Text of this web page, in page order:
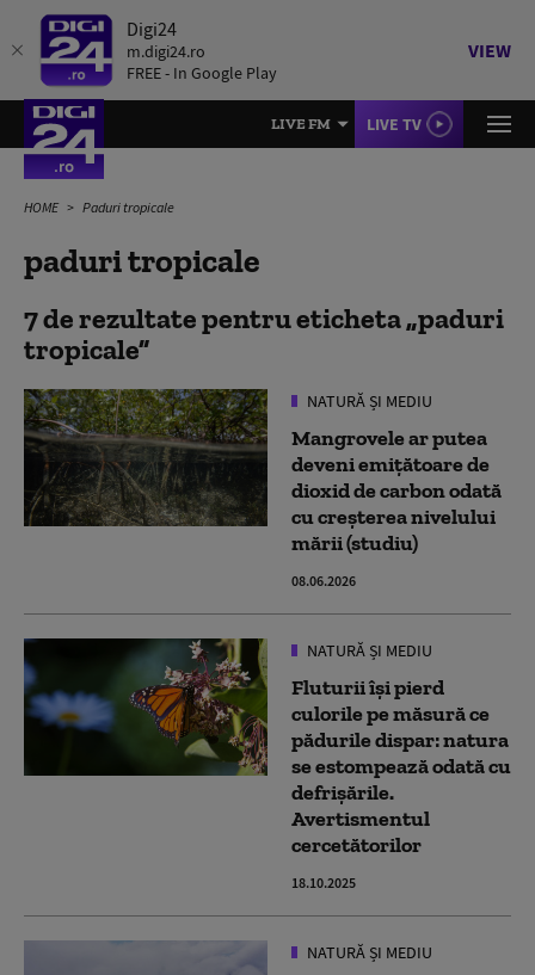
Digi24
m.digi24.ro
FREE - In Google Play
VIEW
LIVE FM LIVE TV
HOME Paduri tropicale
paduri tropicale
7 de rezultate pentru eticheta paduri
tropicale
NATURĂ ȘI MEDIU
Mangrovele ar putea
deveni emiţătoare de
dioxid de carbon odată
cu creşterea nivelului
mării (studiu)
08.06.2026
NATURĂ ȘI MEDIU
Fluturii își pierd
culorile pe măsură ce
pădurile dispar: natura
se estompează odată cu
defrișările.
Avertismentul
cercetătorilor
18.10.2025
NATURĂ ȘI MEDIU